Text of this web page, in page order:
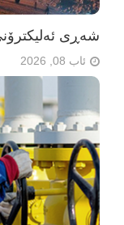
شەڕی
ئاب 08, 2026